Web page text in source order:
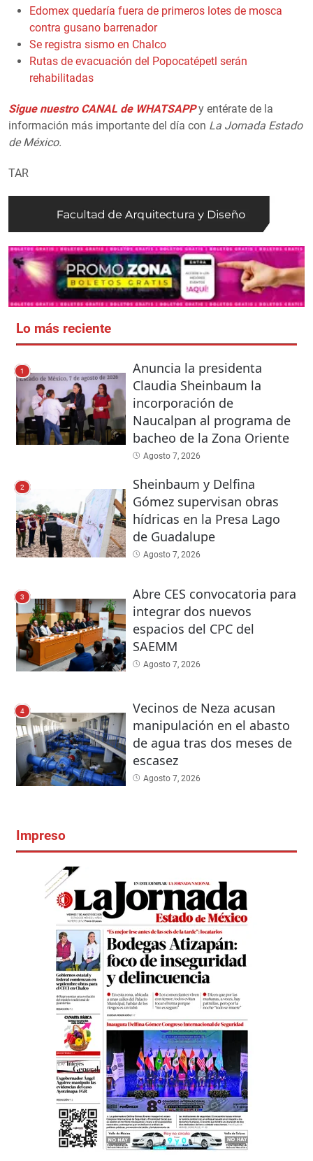
Edomex quedaría fuera de primeros lotes de mosca
contra gusano barrenador
Se registra sismo en Chalco
Rutas de evacuación del Popocatépetl serán
rehabilitadas
Sigue nuestro CANAL de WHATSAPP y entérate de la
información más importante del día con La Jornada Estado
de México.
TAR
Lo más reciente
1
Anuncia la presidenta
Claudia Sheinbaum la
incorporación de
Naucalpan al programa de
bacheo de la Zona Oriente
Agosto 7, 2026
2
Sheinbaum y Delfina
Gómez supervisan obras
hídricas en la Presa Lago
de Guadalupe
Agosto 7, 2026
3
Abre CES convocatoria para
integrar dos nuevos
espacios del CPC del
SAEMM
Agosto 7, 2026
4
Vecinos de Neza acusan
manipulación en el abasto
de agua tras dos meses de
escasez
Agosto 7, 2026
Impreso